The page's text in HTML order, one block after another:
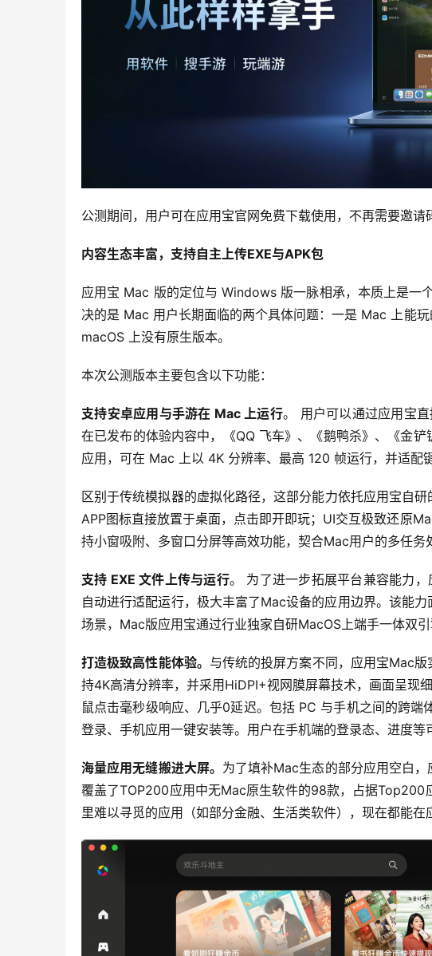
公测期间，用户可在应用宝官网免费下载使用，不再需要邀请
内容生态丰富，支持自主上传EXE与APK包
应用宝 Mac 版的定位与 Windows 版一脉相承，本质上是一
决的是 Mac 用户长期面临的两个具体问题：一是 Mac 上能
macOS 上没有原生版本。
本次公测版本主要包含以下功能：
支持安卓应用与手游在 Mac 上运行。 用户可以通过应用宝
在已发布的体验内容中，《QQ 飞车》、《鹅鸭杀》、《金
应用，可在 Mac 上以 4K 分辨率、最高 120 帧运行，并适配
区别于传统模拟器的虚拟化路径，这部分能力依托应用宝自
APP图标直接放置于桌面，点击即开即玩；UI交互极致还原
持小窗吸附、多窗口分屏等高效功能，契合Mac用户的多任务
支持 EXE 文件上传与运行。 为了进一步拓展平台兼容能力
自动进行适配运行，极大丰富了Mac设备的应用边界。该能
场景，Mac版应用宝通过行业独家自研MacOS上端手一体双
打造极致高性能体验。 与传统的投屏方案不同，应用宝Mac
持4K高清分辨率，并采用HiDPI+视网膜屏幕技术，画面呈现
鼠点击毫秒级响应、几乎0延迟。包括 PC 与手机之间的跨
登录、手机应用一键安装等。用户在手机端的登录态、进度等
海量应用无缝搬进大屏。 为了填补Mac生态的部分应用空白
覆盖了TOP200应用中无Mac原生软件的98款，占据
里难以寻觅的应用（如部分金融、生活类软件），现在都能在